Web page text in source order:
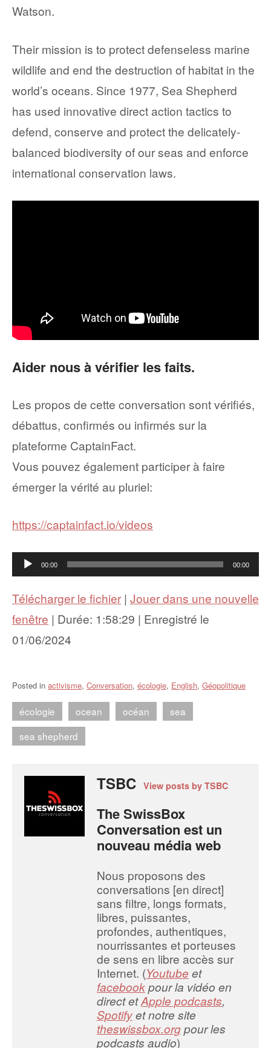
Watson.
Their mission is to protect defenseless marine
wildlife and end the destruction of habitat in the
world’s oceans. Since 1977, Sea Shepherd
has used innovative direct action tactics to
defend, conserve and protect the delicately-
balanced biodiversity of our seas and enforce
international conservation laws.
Aider nous à vérifier les faits.
Les propos de cette conversation sont vérifiés,
débattus, confirmés ou infirmés sur la
plateforme CaptainFact.
Vous pouvez également participer à faire
émerger la vérité au pluriel:
https://captainfact.io/videos
Lecteur
00:00 00:00
Télécharger le fichier| Jouer dans une nouvelle
fenêtre | Durée: 1:58:29 | Enregistré le
01/06/2024
Posted in activisme, Conversation, écologie, English, Géopolitique
écologie ocean océan
sea
sea shepherd
TSBC View posts by TSBC
The SwissBox
Conversation est un
nouveau média web
Nous proposons des
conversations [en direct]
sans filtre, longs formats,
libres, puissantes,
profondes, authentiques,
nourrissantes et porteuses
de sens en libre accès sur
Internet. (Youtube et
facebookpour la vidéo en
direct etApple podcasts,
Spotifyet notre site
theswissbox.orgpour les
podcasts audio)